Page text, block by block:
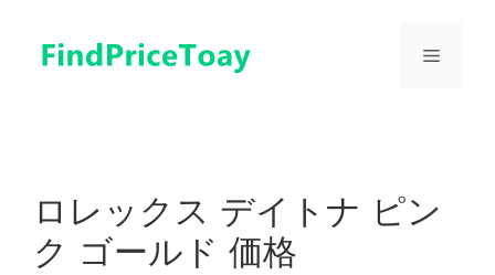
メ
ロレックス デイトナ ピン
ク ゴールド 価格